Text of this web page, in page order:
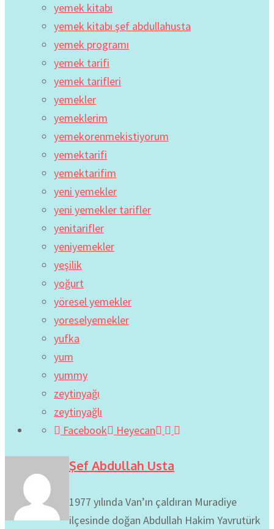
yemek kitabı
yemek kitabı şef abdullahusta
yemek programı
yemek tarifi
yemek tarifleri
yemekler
yemeklerim
yemekorenmekistiyorum
yemektarifi
yemektarifim
yeni yemekler
yeni yemekler tarifler
yenitarifler
yeniyemekler
yeşilik
yoğurt
yöresel yemekler
yoreselyemekler
yufka
yum
yummy
zeytinyağı
zeytinyağlı
Facebook
Heyecan
Şef Abdullah Usta
1977 yılında Van’ın çaldıran Muradiye
ilçesinde doğan Abdullah Hakim Yavrutürk